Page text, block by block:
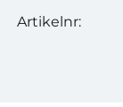
Artikelnr: